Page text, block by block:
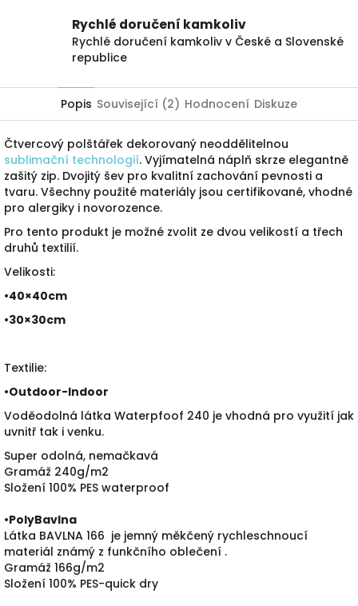
Rychlé doručení kamkoliv
Rychlé doručení kamkoliv v České a Slovenské
republice
Popis Související (2) Hodnocení Diskuze
Čtvercový polštářek dekorovaný neoddělitelnou
sublimační technologií. Vyjímatelná náplň skrze elegantně
zašitý zip. Dvojitý šev pro kvalitní zachování pevnosti a
tvaru. Všechny použité materiály jsou certifikované, vhodné
pro alergiky i novorozence.
Pro tento produkt je možné zvolit ze dvou velikostí a třech
druhů textilií.
Velikosti:
•40×40cm
•30×30cm
Textilie:
•Outdoor-Indoor
Voděodolná látka Waterpfoof 240 je vhodná pro využití jak
uvnitř tak i venku.
Super odolná, nemačkavá
Gramáž 240g/m2
Složení 100% PES waterproof
•PolyBavlna
Látka BAVLNA 166 je jemný měkčený rychleschnoucí
materiál známý z funkčního oblečení .
Gramáž 166g/m2
Složení 100% PES-quick dry